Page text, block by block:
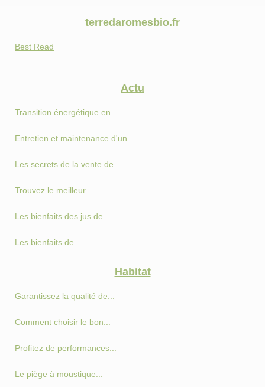
terredaromesbio.fr
Best Read
Actu
Transition énergétique en...
Entretien et maintenance d'un...
Les secrets de la vente de...
Trouvez le meilleur...
Les bienfaits des jus de...
Les bienfaits de...
Habitat
Garantissez la qualité de...
Comment choisir le bon...
Profitez de performances...
Le piège à moustique...